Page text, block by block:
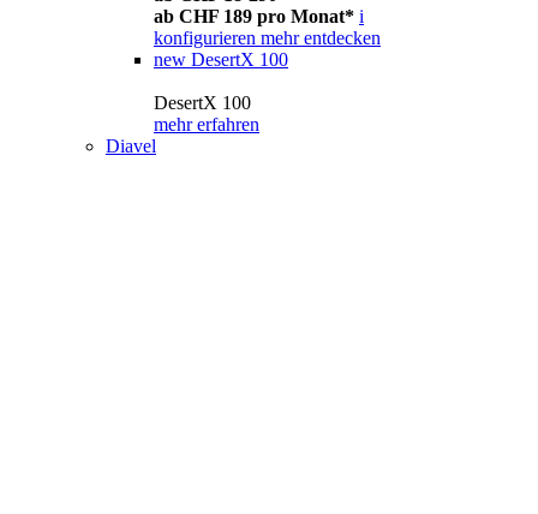
ab CHF 189 pro Monat* i
konfigurieren mehr entdecken
new DesertX 100
DesertX 100
mehr erfahren
Diavel